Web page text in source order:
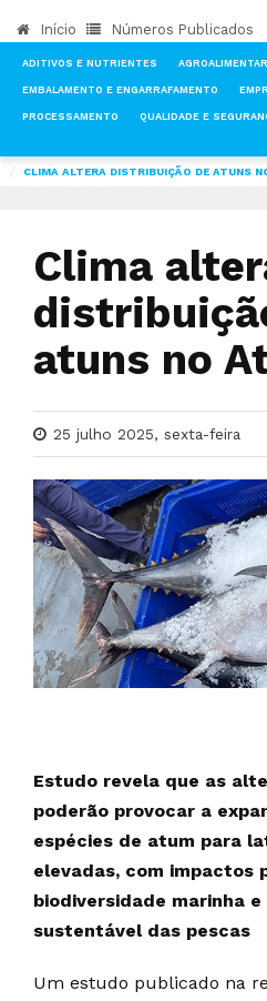
Início Números Publicados
ADITIVOS E NUTRIENTES AGROALIMENTAR
EMBALAMENTO E ENGARRAFAMENTO
PROCESSAMENTO QUALIDADE E
CLIMA ALTERA DISTRIBUIÇÃO DE ATUNS
Clima
atuns no
25 julho 2025, sexta-feira
Estudo revela que as
poderão provocar a
espécies de atum para
elevadas, com impactos
biodiversidade marinha
sustentável das pescas
Um estudo publicado na